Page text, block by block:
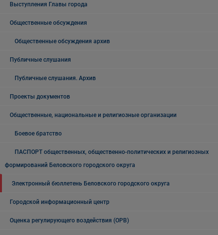
Выступления Главы города
Общественные обсуждения
Общественные обсуждения архив
Публичные слушания
Публичные слушания. Архив
Проекты документов
Общественные, национальные и религиозные организации
Боевое братство
ПАСПОРТ общественных, общественно-политических и религиозных
формирований Беловского городского округа
Электронный бюллетень Беловского городского округа
Городской информационный центр
Оценка регулирующего воздействия (ОРВ)